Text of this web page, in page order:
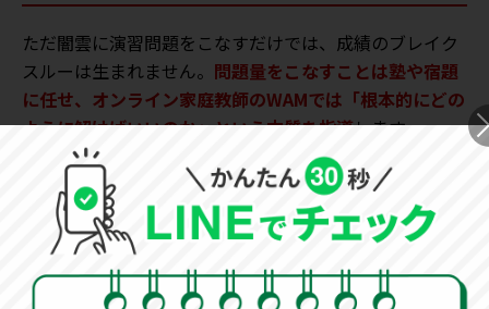
ただ闇雲に演習問題をこなすだけでは、成績のブレイク
スルーは生まれません。 問題量をこなすことは塾や宿題
に任せ、オンライン家庭教師のWAMでは「根本的にどの
ように解けばいいのか」という本質を指導します。
解き方のアプローチを知るだけで、今後の成績は大きく
変わってきます。
授業 500円キャンペーン実施中